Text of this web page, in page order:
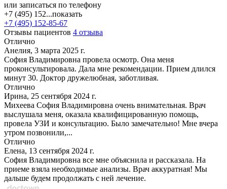
или записаться по телефону
+7 (495) 152...показать
+7 (495) 152-85-67
Отзывы пациентов 4 отзыва
Отлично
Анелия, 3 марта 2025 г.
София Владимировна провела осмотр. Она меня
проконсультировала. Дала мне рекомендации. Прием длился
минут 30. Доктор дружелюбная, заботливая.
Отлично
Ирина, 25 сентября 2024 г.
Михеева София Владимировна очень внимательная. Врач
выслушала меня, оказала квалифицированную помощь,
провела УЗИ и консультацию. Было замечательно! Мне вчера
утром позвонили,...
Отлично
Елена, 13 сентября 2024 г.
София Владимировна все мне объяснила и рассказала. На
приеме взяла необходимые анализы. Врач аккуратная! Мы
дальше будем продолжать с ней лечение.